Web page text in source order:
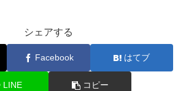
シェアする
Facebook はてブ
LINE コピー